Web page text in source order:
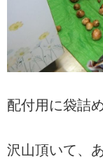
配付用に袋詰
沢山頂いて、